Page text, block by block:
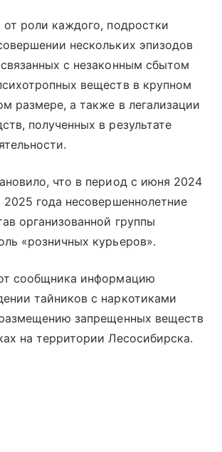
роли каждого, подростки
нескольких эпизодов
с незаконным сбытом
веществ в крупном
размере, а также в легализации
полученных в результате
что в период с июня 2024
2025 года несовершеннолетние
организованной группы
«розничных курьеров».
сообщника информацию
тайников с наркотиками
запрещенных веществ
на территории Лесосибирска.